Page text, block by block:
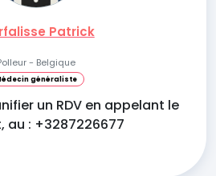
Patrick
- Belgique
généraliste
un RDV en appelant le
au : +3287226677